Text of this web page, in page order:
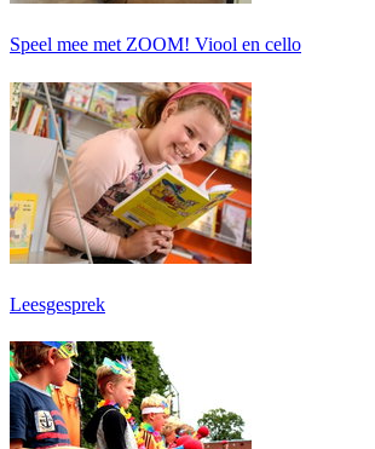
Speel mee met ZOOM! Viool en cello
Leesgesprek